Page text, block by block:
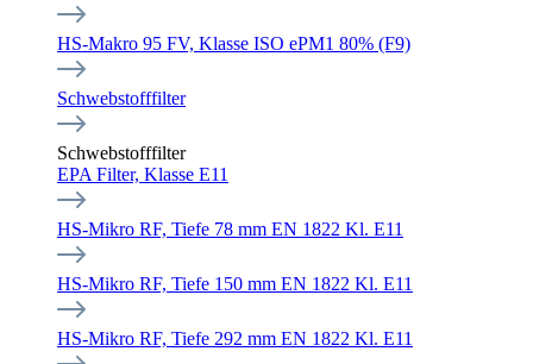
HS-Makro 95 FV, Klasse ISO ePM1 80% (F9)
Schwebstofffilter
Schwebstofffilter
EPA Filter, Klasse E11
HS-Mikro RF, Tiefe 78 mm EN 1822 Kl. E11
HS-Mikro RF, Tiefe 150 mm EN 1822 Kl. E11
HS-Mikro RF, Tiefe 292 mm EN 1822 Kl. E11